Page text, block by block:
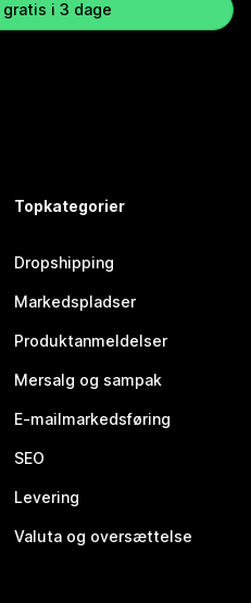
gratis i 3 dage
Topkategorier
Dropshipping
Markedspladser
Produktanmeldelser
Mersalg og sampak
E-mailmarkedsføring
SEO
Levering
Valuta og oversættelse